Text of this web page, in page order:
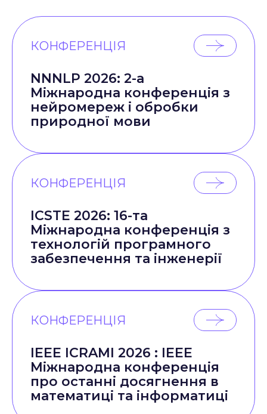
КОНФЕРЕНЦІЯ
NNNLP 2026: 2-а
Міжнародна конференція з
нейромереж і обробки
природної мови
КОНФЕРЕНЦІЯ
ICSTE 2026: 16-та
Міжнародна конференція з
технологій програмного
забезпечення та інженерії
КОНФЕРЕНЦІЯ
IEEE ICRAMI 2026 : IEEE
Міжнародна конференція
про останні досягнення в
математиці та інформатиці